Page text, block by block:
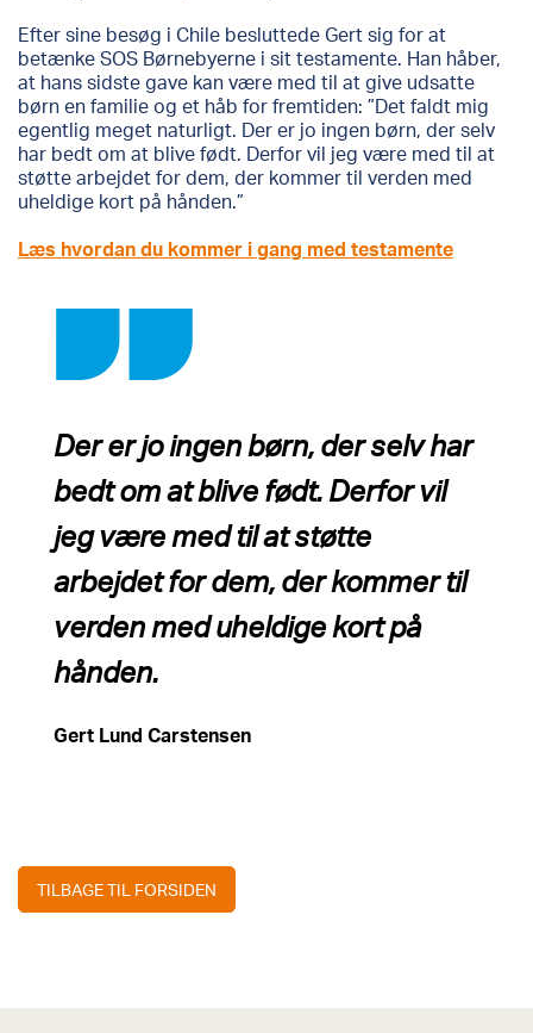
Efter sine besøg i Chile besluttede Gert sig for at
betænke SOS Børnebyerne i sit testamente. Han håber,
at hans sidste gave kan være med til at give udsatte
børn en familie og et håb for fremtiden: ”Det faldt mig
egentlig meget naturligt. Der er jo ingen børn, der selv
har bedt om at blive født. Derfor vil jeg være med til at
støtte arbejdet for dem, der kommer til verden med
uheldige kort på hånden.”
Læs hvordan du kommer i gang med testamente
Der er jo ingen børn, der selv har
bedt om at blive født. Derfor vil
jeg være med til at støtte
arbejdet for dem, der kommer til
verden med uheldige kort på
hånden.
Gert Lund Carstensen
TILBAGE TIL FORSIDEN